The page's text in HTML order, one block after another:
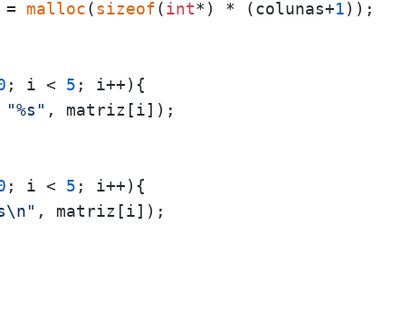
=
malloc(sizeof(int*) * (colunas+1));
; i < 5 ; i++){
"%s" , matriz[i]);
; i < 5 ; i++){
, matriz[i]);